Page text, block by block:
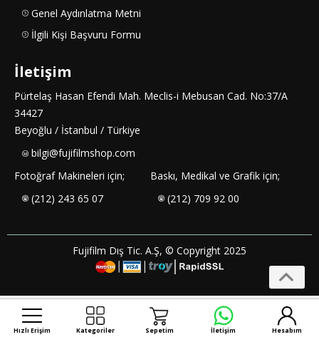
Genel Aydınlatma Metni
İlgili Kişi Başvuru Formu
İletişim
Pürtelaş Hasan Efendi Mah. Meclis-i Mebusan Cad. No:37/A
34427
Beyoğlu / İstanbul / Türkiye
bilgi@fujifilmshop.com
Fotoğraf Makineleri için;
(212) 243 65 07
Baskı, Medikal ve Grafik için;
(212) 709 92 00
Fujifilm Dış Tic. A.Ş, © Copyright 2025
Hızlı Erişim Kategoriler Sepetim İletişim Hesabım